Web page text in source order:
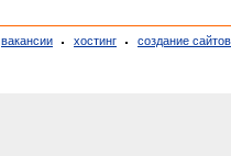
вакансии хостинг создание сайтов